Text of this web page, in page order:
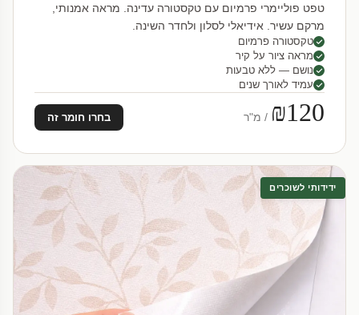
טפט פוליימרי פרמיום עם טקסטורה עדינה. מראה אמנותי,
מרקם עשיר. אידיאלי לסלון ולחדר השינה.
טקסטורה פרמיום
מראה ציור על קיר
נושם — ללא טבעות
עמיד לאורך שנים
₪120 / מ"ר בחרו חומר זה
ידידותי לשוכרים